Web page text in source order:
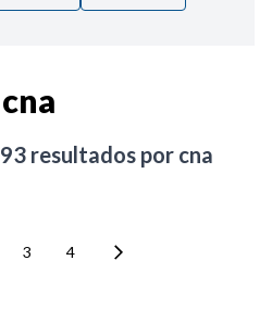
cna
93 resultados por cna
3 4